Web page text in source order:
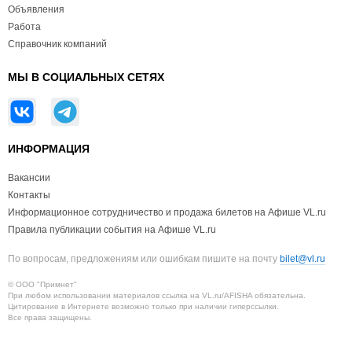
Объявления
Работа
Справочник компаний
МЫ В СОЦИАЛЬНЫХ СЕТЯХ
ИНФОРМАЦИЯ
Вакансии
Контакты
Информационное сотрудничество и продажа билетов на Афише VL.ru
Правила публикации события на Афише VL.ru
По вопросам, предложениям или ошибкам пишите на почту bilet@vl.ru
© ООО "Примнет"
При любом использовании материалов ссылка на VL.ru/AFISHA обязательна.
Цитирование в Интернете возможно только при наличии гиперссылки.
Все права защищены.